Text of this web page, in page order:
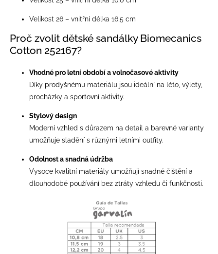
Velikost 26 – vnitřní délka 16,5 cm
Proč zvolit dětské sandálky Biomecanics
Cotton 252167?
Vhodné pro letní období a volnočasové aktivity
Díky prodyšnému materiálu jsou ideální na léto, výlety,
procházky a sportovní aktivity.
Stylový design
Moderní vzhled s důrazem na detail a barevné varianty
umožňuje sladění s různými letními outfity.
Odolnost a snadná údržba
Vysoce kvalitní materiály umožňují snadné čištění a
dlouhodobé používání bez ztráty vzhledu či funkčnosti.